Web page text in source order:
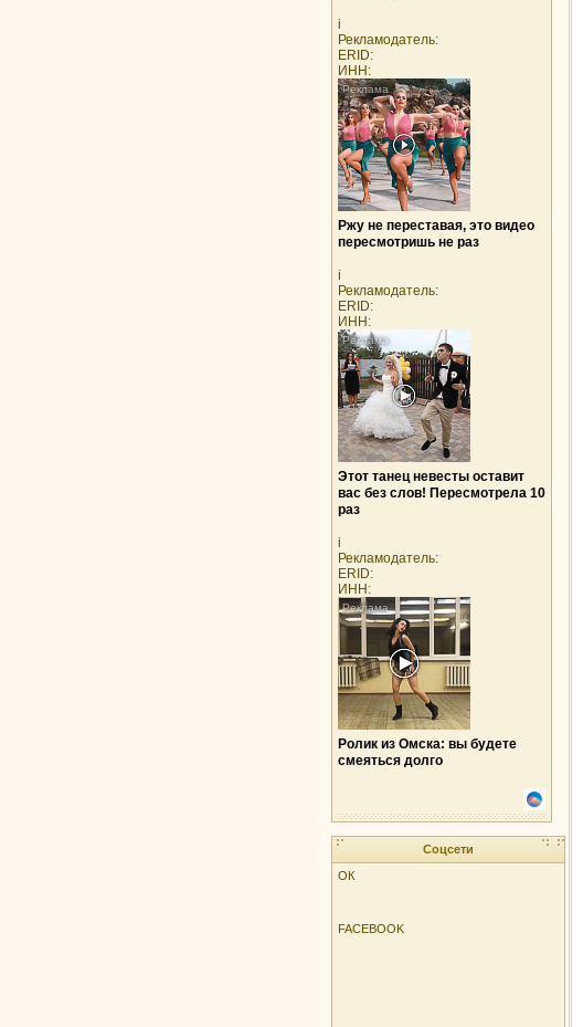
i
Рекламодатель:
ERID:
ИНН:
Ржу не переставая, это видео
пересмотришь не раз
i
Рекламодатель:
ERID:
ИНН:
Этот танец невесты оставит
вас без слов! Пересмотрела 10
раз
i
Рекламодатель:
ERID:
ИНН:
Ролик из Омска: вы будете
смеяться долго
Соцсети
ОК
FACEBOOK